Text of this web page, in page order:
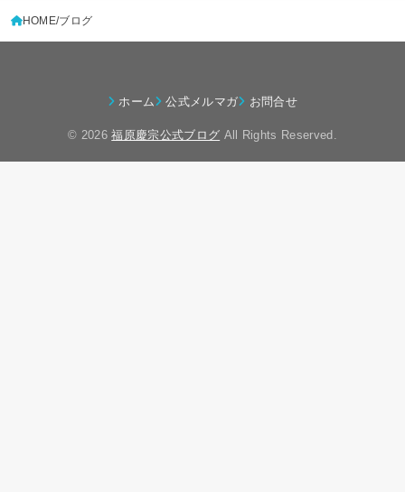
HOME ブログ
ホーム 公式メルマガ お問合せ
© 2026福原慶宗公式ブログ All Rights Reserved.